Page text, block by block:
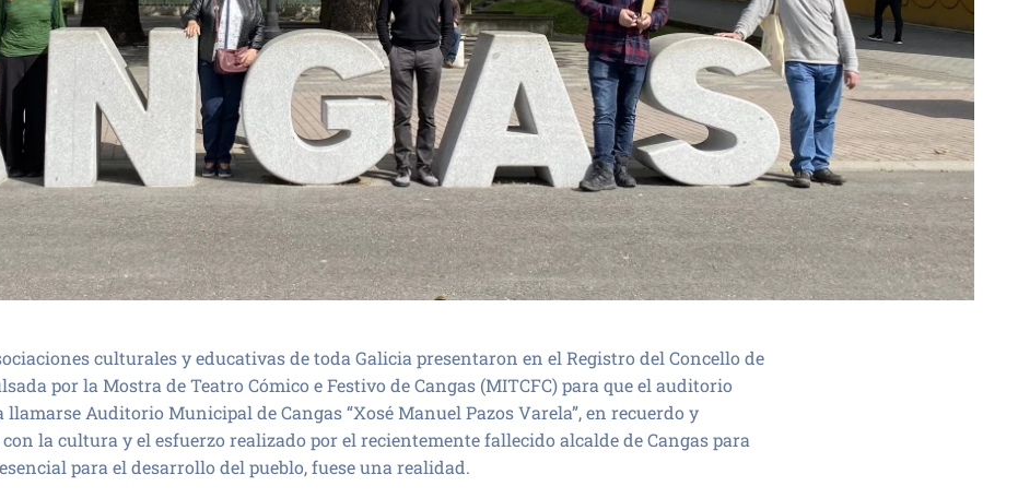
culturales y educativas de toda Galicia presentaron en el Registro del Concello de
por la Mostra de Teatro Cómico e Festivo de Cangas (MITCFC) para que el auditorio
Auditorio Municipal de Cangas “Xosé Manuel Pazos Varela”, en recuerdo y
la cultura y el esfuerzo realizado por el recientemente fallecido alcalde de Cangas para
para el desarrollo del pueblo, fuese una realidad.